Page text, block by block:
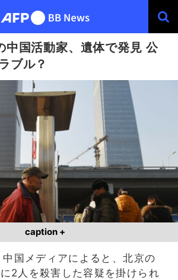
中国活動家、遺体で発見 公
ブル？
caption +
中国メディアによると、北京の
2人を殺害した容疑を掛けられ